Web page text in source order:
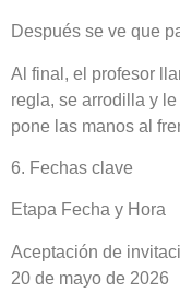
Después se ve que
Al final, el profesor
regla, se arrodilla y
pone las manos al
6. Fechas clave
Etapa Fecha y Hora
Aceptación de
20 de mayo de 2026